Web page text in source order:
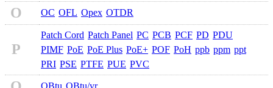
O OC OFL Opex OTDR
P
Patch Cord Patch Panel PC PCB PCF PD PDU
PIMF PoE PoE Plus PoE+ POF PoH ppb ppm ppt
PRI PSE PTFE PUE PVC